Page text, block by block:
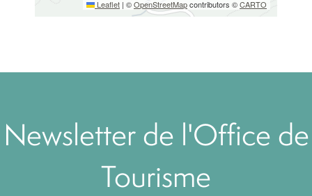
Leaflet | ©OpenStreetMapcontributors ©CARTO
Newsletter de l'Office de
Tourisme